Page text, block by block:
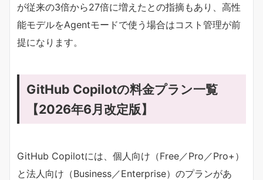
が従来の3倍から27倍に増えたとの指摘もあり、高性
能モデルをAgentモードで使う場合はコスト管理が前
提になります。
GitHub Copilotの料金プラン一覧
【2026年6月改定版】
GitHub Copilotには、個人向け（Free／Pro／Pro+）
と法人向け（Business／Enterprise）のプランがあ